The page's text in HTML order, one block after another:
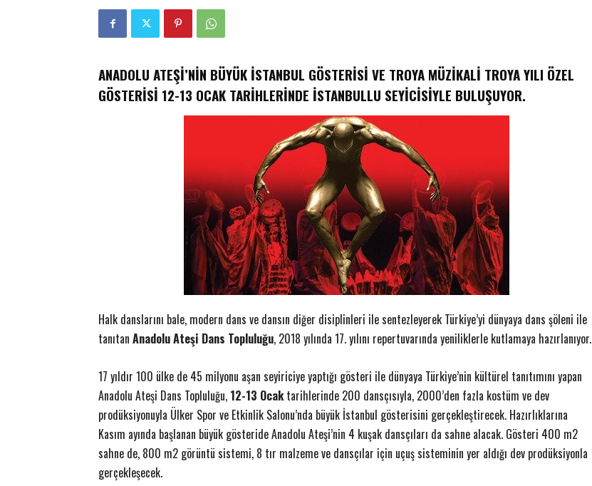
ANADOLU ATEŞİ’NİN BÜYÜK İSTANBUL GÖSTERİSİ VE TROYA MÜZİKALİ TROYA YILI ÖZEL
GÖSTERİSİ 12-13 OCAK TARİHLERİNDE İSTANBULLU SEYİCİSİYLE BULUŞUYOR.
Halk danslarını bale, modern dans ve dansın diğer disiplinleri ile sentezleyerek Türkiye’yi dünyaya dans şöleni ile
tanıtan Anadolu Ateşi Dans Topluluğu, 2018 yılında 17. yılını repertuvarında yeniliklerle kutlamaya hazırlanıyor.
17 yıldır 100 ülke de 45 milyonu aşan seyiriciye yaptığı gösteri ile dünyaya Türkiye’nin kültürel tanıtımını yapan
Anadolu Ateşi Dans Topluluğu, 12-13 Ocaktarihlerinde 200 dansçısıyla, 2000’den fazla kostüm ve dev
prodüksiyonuyla Ülker Spor ve Etkinlik Salonu’nda büyük İstanbul gösterisini gerçekleştirecek. Hazırlıklarına
Kasım ayında başlanan büyük gösteride Anadolu Ateşi’nin 4 kuşak dansçıları da sahne alacak. Gösteri 400 m2
sahne de, 800 m2 görüntü sistemi, 8 tır malzeme ve dansçılar için uçuş sisteminin yer aldığı dev prodüksiyonla
gerçekleşecek.
ETKİNLİK
Akzirve Challenge Son Ayağı 17 Aralık’ta…
Yener YÜKSEK - 12 Aralık 2017 0
EMLAK
​Konut Alırken 6 “6N” Kurala Dikkat!
Yener YÜKSEK - 12 Aralık 2017